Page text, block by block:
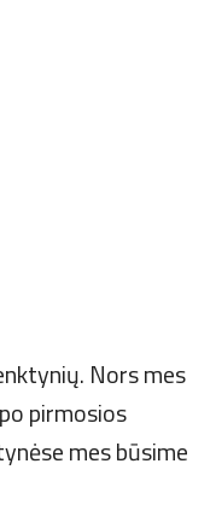
Nors mes
pirmosios
mes būsime